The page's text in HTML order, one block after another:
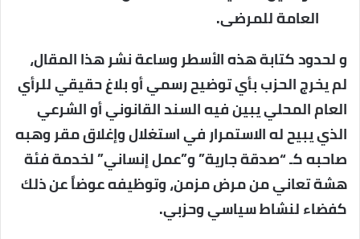
العامة للمرضى.
و لحدود كتابة هذه الأسطر وساعة نشر هذا المقال،
لم يخرج الحزب بأي توضيح رسمي أو بلاغ حقيقي للرأي
العام المحلي يبين فيه السند القانوني أو الشرعي
الذي يبيح له الاستمرار في استغلال وإغلاق مقر وهبه
صاحبه كـ “صدقة جارية” و”عمل إنساني” لخدمة فئة
هشة تعاني من مرض مزمن، وتوظيفه عوضاً عن ذلك
كفضاء لنشاط سياسي وحزبي.